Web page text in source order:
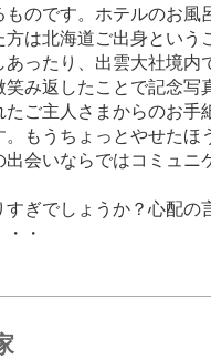
ものです。ホテルのお風
方は北海道ご出身とい
あったり、出雲大社境内
笑み返したことで記念写
たご主人さまからのお手
もうちょっとやせたほ
出会いならではコミュニ
すぎでしょうか？心配
・